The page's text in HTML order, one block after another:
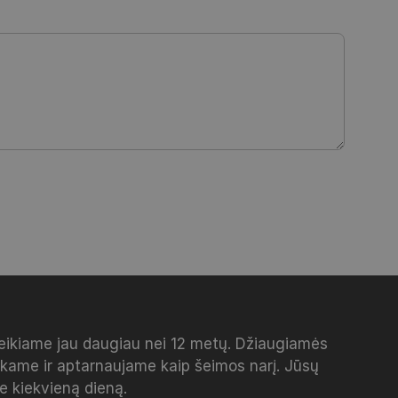
jau daugiau nei 12 metų. Džiaugiamės
ir aptarnaujame kaip šeimos narį. Jūsų
kiekvieną dieną.